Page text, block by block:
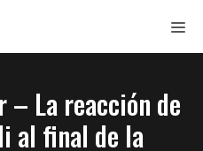
– La reacción de
al final de la